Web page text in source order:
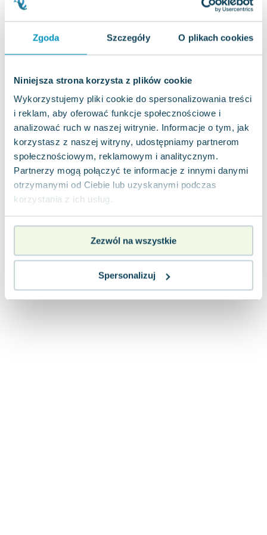
Zgoda Szczegóły O plikach cookies
Niniejsza strona korzysta z plików cookie
Wykorzystujemy pliki cookie do spersonalizowania treści
i reklam, aby oferować funkcje społecznościowe i
analizować ruch w naszej witrynie. Informacje o tym, jak
korzystasz z naszej witryny, udostępniamy partnerom
społecznościowym, reklamowym i analitycznym.
Partnerzy mogą połączyć te informacje z innymi danymi
otrzymanymi od Ciebie lub uzyskanymi podczas
korzystania z ich usług.
Zezwól na wszystkie
Spersonalizuj
Joseph Murphy
Jan Sztaudynger
Aleksander Puszkin
Oscar Wilde
Maddie Ziegler
Leszek Czarnecki
Joanna Racewicz
Maria Seweryn
Janina Zającówna
Eric Helms
Anna Prus (oprac.)
Nela Mała Reporterka
Barbara Wrzesińska
Virginia Woolf
Ajahn Brahm